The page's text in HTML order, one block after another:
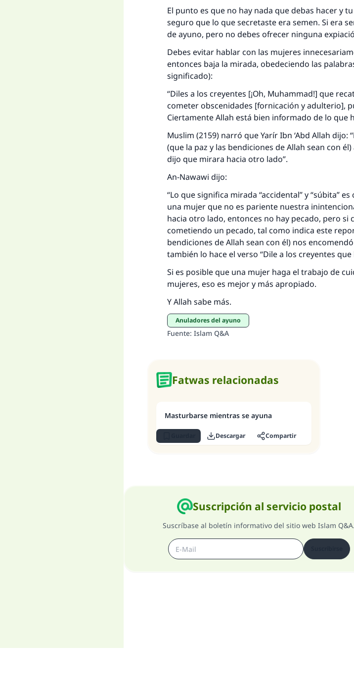
El punto es que no hay nada que debas hacer y
seguro que lo que secretaste era semen. Si era
de ayuno, pero no debes ofrecer ninguna
Debes evitar hablar con las mujeres
entonces baja la mirada, obedeciendo las
significado):
“Diles a los creyentes [¡Oh, Muhammad!] que
cometer obscenidades [fornicación y adulterio],
Ciertamente Allah está bien informado de lo que
Muslim (2159) narró que Yarír Ibn ‘Abd Allah dijo:
(que la paz y las bendiciones de Allah sean con
dijo que mirara hacia otro lado”.
An-Nawawi dijo:
“Lo que significa mirada “accidental” y “súbita”
una mujer que no es pariente nuestra
hacia otro lado, entonces no hay pecado, pero
cometiendo un pecado, tal como indica este
bendiciones de Allah sean con él) nos
también lo hace el verso “Dile a los creyentes
Si es posible que una mujer haga el trabajo de
mujeres, eso es mejor y más apropiado.
Y Allah sabe más.
Anuladores del ayuno
Fuente: Islam Q&A
Fatwas relacionadas
Masturbarse mientras se ayuna
Descargar Compartir
Suscripción al servicio postal
Suscríbase al boletín informativo del sitio web Islam Q&A.